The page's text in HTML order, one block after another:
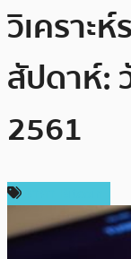
วิเคราะ
สัปดาห์:
2561